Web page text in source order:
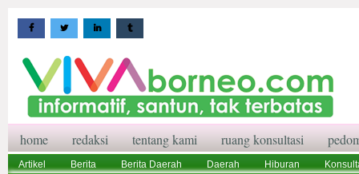
home redaksi tentang kami ruang konsultasi
Artikel Berita Berita Daerah Daerah Hiburan